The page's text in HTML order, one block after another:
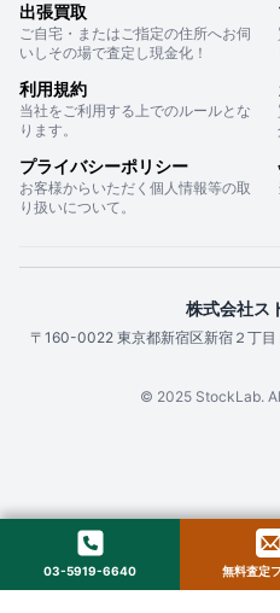
出張買取
ご自宅・またはご指定の住所へお伺
いしその場で査定し現金化！
利用規約
当社をご利用する上でのルールとな
ります。
プライバシーポリシー
お客様からいただく個人情報等の取
り扱いについて。
株式会社ス
〒160-0022 東京都新宿区新宿２丁目
© 2025 StockLab.
03-5919-6640 無料査定